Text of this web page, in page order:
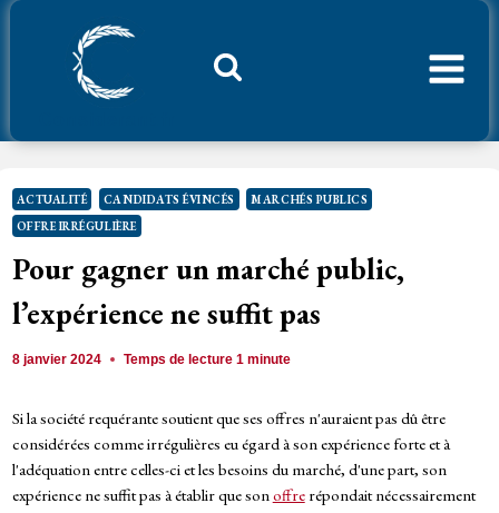
Aller
ACTUALITÉ CANDIDATS ÉVINCÉS
MARCHÉS PUBLICS
OFFRE IRRÉGULIÈRE
Pour gagner un marché public,
l’expérience ne suffit pas
8 janvier 2024 Temps de lecture1 minute
Si la société requérante soutient que ses offres n'auraient pas dû être
considérées comme irrégulières eu égard à son expérience forte et à
l'adéquation entre celles-ci et les besoins du marché, d'une part, son
expérience ne suffit pas à établir que sonoffrerépondait nécessairement